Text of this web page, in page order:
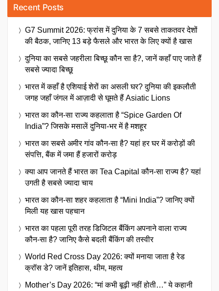
Recent Posts
G7 Summit 2026: फ्रांस में दुनिया के 7 सबसे ताकतवर देशों
की बैठक, जानिए 13 बड़े फैसले और भारत के लिए क्यों है खास
दुनिया का सबसे जहरीला बिच्छू कौन सा है?, जानें कहाँ पाए जाते हैं
सबसे ज्यादा बिच्छू
भारत में कहाँ है एशियाई शेरों का असली घर? दुनिया की इकलौती
जगह जहाँ जंगल में आज़ादी से घूमते हैं Asiatic Lions
भारत का कौन-सा राज्य कहलाता है “Spice Garden Of
India”? जिसके मसालें दुनिया-भर में है मशहूर
भारत का सबसे अमीर गांव कौन-सा है? यहां हर घर में करोड़ों की
संपत्ति, बैंक में जमा हैं हजारों करोड़
क्या आप जानते हैं भारत का Tea Capital कौन-सा राज्य है? यहां
उगती है सबसे ज्यादा चाय
भारत का कौन-सा शहर कहलाता है “Mini India”? जानिए क्यों
मिली यह खास पहचान
भारत का पहला पूरी तरह डिजिटल बैंकिंग अपनाने वाला राज्य
कौन-सा है? जानिए कैसे बदली बैंकिंग की तस्वीर
World Red Cross Day 2026: क्यों मनाया जाता है रेड
क्रॉस डे? जानें इतिहास, थीम, महत्व
Mother’s Day 2026: “मां कभी बूढ़ी नहीं होती…” ये कहानी